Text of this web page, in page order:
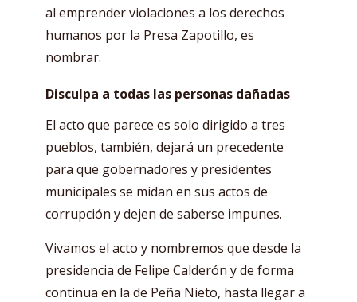
al emprender violaciones a los derechos
humanos por la Presa Zapotillo, es
nombrar.
Disculpa a todas las personas dañadas
El acto que parece es solo dirigido a tres
pueblos, también, dejará un precedente
para que gobernadores y presidentes
municipales se midan en sus actos de
corrupción y dejen de saberse impunes.
Vivamos el acto y nombremos que desde la
presidencia de Felipe Calderón y de forma
continua en la de Peña Nieto, hasta llegar a